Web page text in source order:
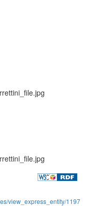
view_express_entity/1197